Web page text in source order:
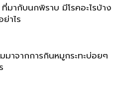
มากับนกพิราบ มีโรคอะไรบ้าง
าไร
มาจากการกินหมูกระทะบ่อยๆ